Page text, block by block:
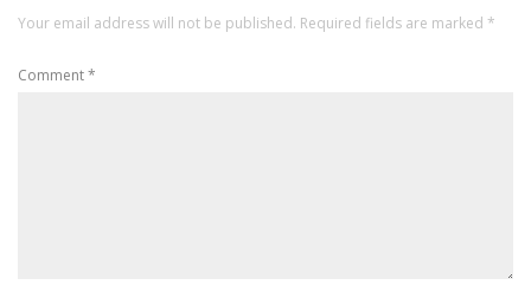
Your email address will not be published. Required fields are marked *
Comment*